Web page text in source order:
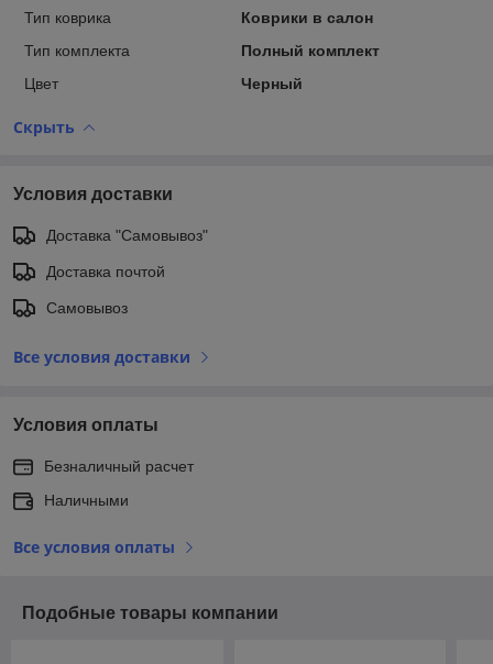
Тип коврика
Коврики в салон
Тип комплекта
Полный комплект
Цвет
Черный
Скрыть
Условия доставки
Доставка "Самовывоз"
Доставка почтой
Самовывоз
Все условия доставки
Условия оплаты
Безналичный расчет
Наличными
Все условия оплаты
Подобные товары компании